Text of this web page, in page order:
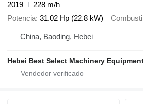
2019
228 m/h
Potencia 31.02 Hp (22.8 kW)
China, Baoding, Hebei
Hebei Best Select Machinery